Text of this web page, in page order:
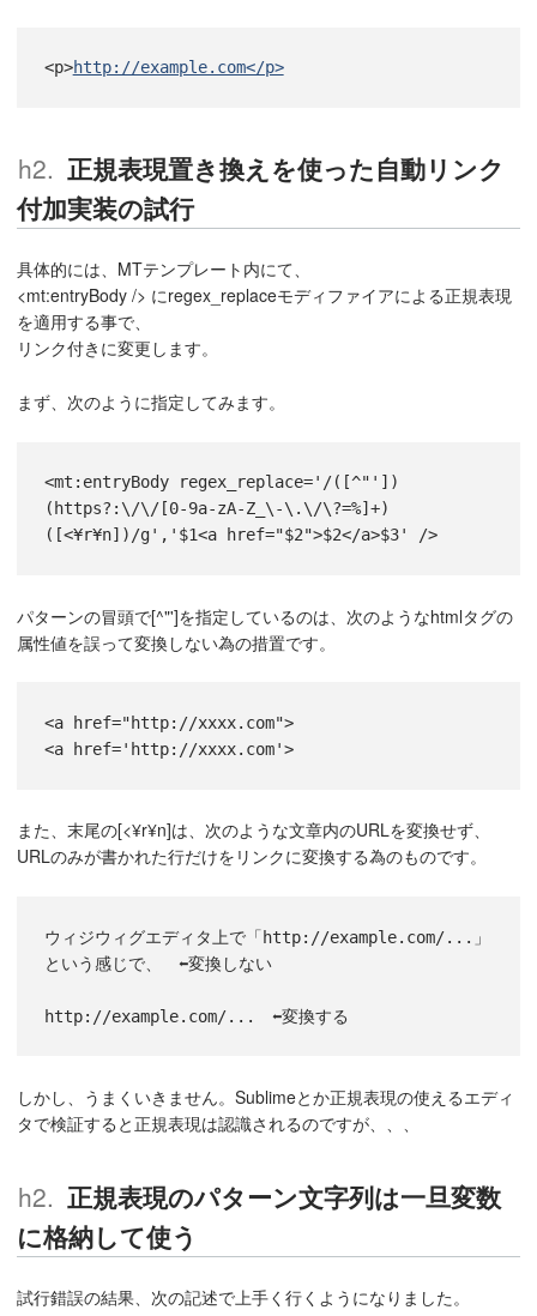
<p>http://example.com</p>
正規表現置き換えを使った自動リンク
付加実装の試行
具体的には、MTテンプレート内にて、
<mt:entryBody /> にregex_replaceモディファイアによる正規表現
を適用する事で、
リンク付きに変更します。
まず、次のように指定してみます。
<mt:entryBody regex_replace='/([^"'])
(https?:\/\/[0-9a-zA-Z_\-\.\/\?=%]+)
([<¥r¥n])/g','$1<a href="$2">$2</a>$3' />
パターンの冒頭で[^"']を指定しているのは、次のようなhtmlタグの
属性値を誤って変換しない為の措置です。
<a href="http://xxxx.com">
<a href='http://xxxx.com'>
また、末尾の[<¥r¥n]は、次のような文章内のURLを変換せず、
URLのみが書かれた行だけをリンクに変換する為のものです。
ウィジウィグエディタ上で「http://example.com/...」
という感じで、　⬅️変換しない
http://example.com/...　⬅️変換する
しかし、うまくいきません。Sublimeとか正規表現の使えるエディ
タで検証すると正規表現は認識されるのですが、、、
正規表現のパターン文字列は一旦変数
に格納して使う
試行錯誤の結果、次の記述で上手く行くようになりました。